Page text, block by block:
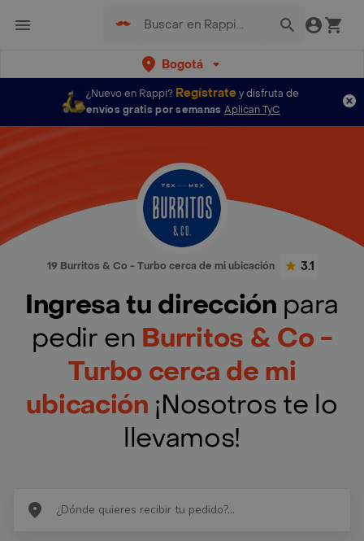
Bogotá
¿Nuevo en Rappi? Regístratey disfruta de
envíos gratis por semanas Aplican TyC
19 Burritos & Co - Turbo cerca de mi ubicación 3.1
Ingresa tu dirección para
pedir en Burritos & Co -
Turbo cerca de mi
ubicación ¡Nosotros te lo
llevamos!